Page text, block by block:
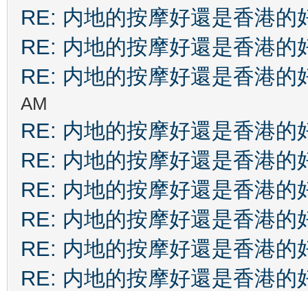
RE: 内地的按摩好還是香港的
RE: 内地的按摩好還是香港的
RE: 内地的按摩好還是香港的
AM
RE: 内地的按摩好還是香港的
RE: 内地的按摩好還是香港的
RE: 内地的按摩好還是香港的
RE: 内地的按摩好還是香港的
RE: 内地的按摩好還是香港的
RE: 内地的按摩好還是香港的